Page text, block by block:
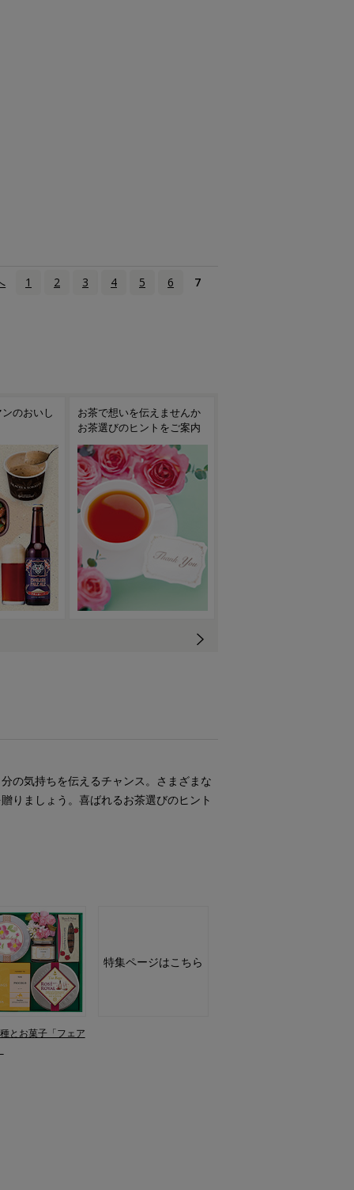
1 2 3 4 5 6 7
ませんか
季節のご挨拶や日頃の感謝
を込めて 夏の贈りもの
の気持ちを伝えるチャンス。さまざまな
りましょう。喜ばれるお茶選びのヒント
とお菓子「フェア
特集ページはこちら